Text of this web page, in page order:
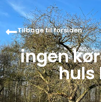
Tilbage til forsiden
ingen
huls